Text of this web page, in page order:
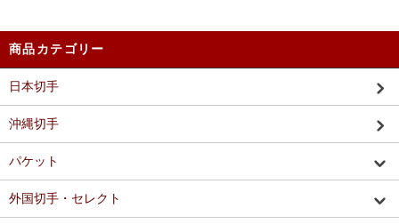
商品カテゴリー
日本切手
沖縄切手
パケット
外国切手・セレクト